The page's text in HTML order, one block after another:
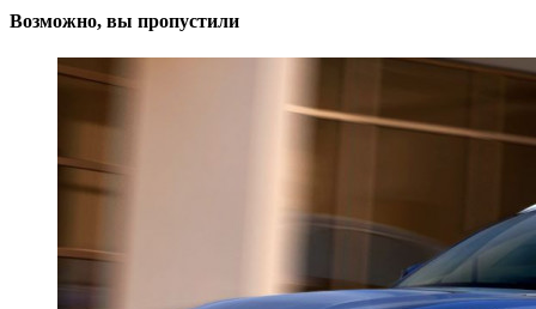
Возможно, вы пропустили